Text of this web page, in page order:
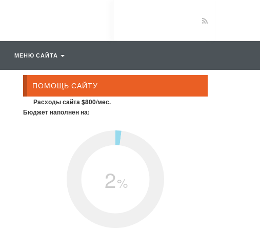
МЕНЮ САЙТА
ПОМОЩЬ САЙТУ
Расходы сайта $800/мес.
Бюджет наполнен на:
2%